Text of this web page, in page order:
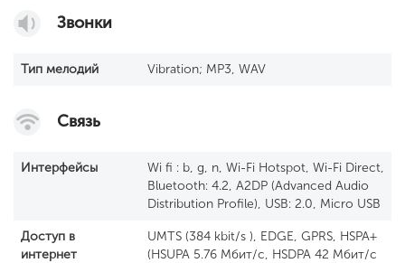
Звонки
Тип мелодий Vibration; MP3, WAV
Связь
Интерфейсы
Wi fi : b, g, n, Wi-Fi Hotspot, Wi-Fi Direct,
Bluetooth: 4.2, A2DP (Advanced Audio
Distribution Profile), USB: 2.0, Micro USB
Доступ в
интернет
UMTS (384 kbit/s ), EDGE, GPRS, HSPA+
(HSUPA 5.76 Мбит/с, HSDPA 42 Мбит/с